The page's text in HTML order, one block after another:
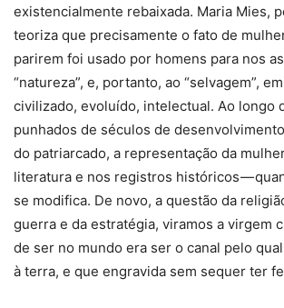
existencialmente rebaixada. Maria Mies,
teoriza que precisamente o fato de
parirem foi usado por homens para nos
“natureza”, e, portanto, ao “selvagem”,
civilizado, evoluído, intelectual. Ao longo
punhados de séculos de
do patriarcado, a representação da
literatura e nos registros históricos —
se modifica. De novo, a questão da
guerra e da estratégia, viramos a virgem
de ser no mundo era ser o canal pelo
à terra, e que engravida sem sequer ter